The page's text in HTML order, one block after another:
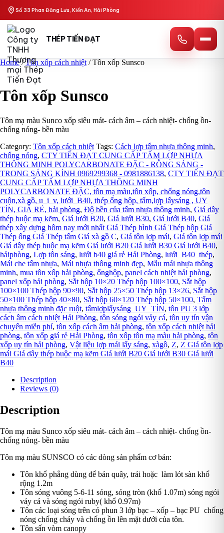
content
Số 33 Phan Đăng Lưu, Kiến An, Hải Phòng
THÉP TIẾN ĐẠT
Home/Tôn xốp cách nhiệt / Tôn xốp Sunsco
Tôn xốp Sunsco
Tôn mạ màu Sunco xốp siêu mát- cách âm – cách nhiệt- chống ồn-
chống nóng- bền màu
Category: Tôn xốp cách nhiệt Tags: Cách lợp tấm nhựa thông minh,
chống nóng, CTY TIẾN ĐẠT CUNG CẤP TẤM LỢP NHỰA
THÔNG MINH POLYCARBONATE ĐẶC - RỖNG SÁNG -
TRONG SÁNG KÍNH 0969299368 - 0981886138, CTY TIẾN ĐẠT
CUNG CẤP TẤM LỢP NHỰA THÔNG MINH
POLYCARBONATE ĐẶC, tôn mạ màu,tôn xốp, chống nóng,tôn
cuộn,xà gồ, u_i_v, lưới_B40, thép ống hộp, tấm,lợp lấysáng , UY
TÍN, GIÁ RẺ, hải phòng, Độ bền của tấm nhựa thông minh, Giá dây
thép buộc mạ kẽm, Giá lưới B20, Giá lưới B30, Giá lưới B40, Giá
thép xây dựng hôm nay mới nhất Giá Thép hình Giá Thép hộp Giá
Thép ống Giá Thép tấm Giá xà gồ C, Giá tôn lợp mái, Giá tôn lợp mái
Giá dây thép buộc mạ kẽm Giá lưới B20 Giá lưới B30 Giá lưới B40,
hảiphòng, Lợp tôn sáng, lưới b40 giá rẻ Hải Phòng, lưới_B40_thép,
Mái che tấm nhựa, Mái nhựa thông minh đẹp, Mẫu mái nhựa thông
minh, mua tôn xốp hải phòng, ốnghộp, panel cách nhiệt hải phòng,
panel xốp hải phòng, Sắt hộp 10×20 Thép hộp 100×100, Sắt hộp
100×100 Thép hộp 90×90, Sắt hộp 25×50 Thép hộp 13×26, Sắt hộp
50×100 Thép hộp 40×80, Sắt hộp 60×120 Thép hộp 50×100, Tấm
nhựa thông minh đặc ruột, tấmlợplấysáng_UY_TÍN, tôn PU 3 lớp
cách âm cách nhiệt Hải Phòng, tôn sóng ngói vảy cá, tôn uy tín vận
chuyển miễn phí, tôn xốp cách âm hải phòng, tôn xốp cách nhiệt hải
phòng, tôn xốp giá rẻ Hải Phòng, tôn xốp tôn mạ màu hải phòng, tôn
xốp uy tín hải phòng, Vật liệu lợp mái lấy sáng, xàgồ, Z, Z Giá tôn lợp
mái Giá dây thép buộc mạ kẽm Giá lưới B20 Giá lưới B30 Giá lưới
B40
Description
Reviews (0)
Description
Tôn mạ màu Sunco xốp siêu mát- cách âm – cách nhiệt- chống ồn-
chống nóng- bền màu
Tôn mạ màu SUNSCO có các dòng sản phẩm cơ bản:
Tôn khổ phẳng dùng để bán quây, trải hoặc làm lót sàn khổ
rộng 1.2m
Tôn sóng vuông 5-6-11 sóng, sóng tròn (khổ 1.07m) sóng ngói
vảy cá và sóng ngói ruby( khổ 0.97m)
Tôn các loại sóng trên có phun 3 lớp bạc – xốp – bạc PU chống
nóng chống cháy và chống ồn lên mặt dưới của tôn.
Tôn sấn vòm canopy